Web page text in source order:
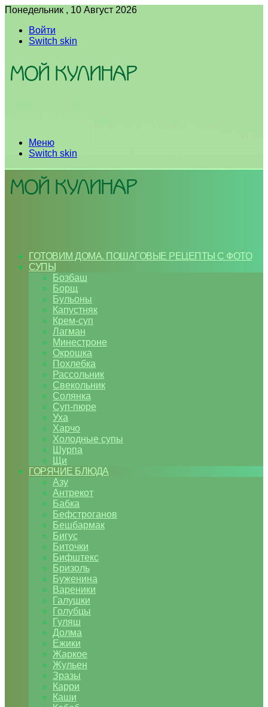
Понедельник , 10 Август 2026
Войти
Switch skin
Меню
Switch skin
ГОТОВИМ ДОМА. ПОШАГОВЫЕ РЕЦЕПТЫ С ФОТО
СУПЫ
Бозбаш
Борщ
Бульоны
Капустняк
Крем-суп
Лагман
Минестроне
Окрошка
Похлебка
Рассольник
Свекольник
Солянка
Суп-пюре
Уха
Харчо
Холодные супы
Шурпа
Щи
ГОРЯЧИЕ БЛЮДА
Азу
Антрекот
Бабка
Бефстроганов
Бешбармак
Бигус
Биточки
Бифштекс
Бризоль
Буженина
Вареники
Галушки
Голубцы
Гуляш
Долма
Ежики
Жаркое
Жульен
Зразы
Карри
Каши